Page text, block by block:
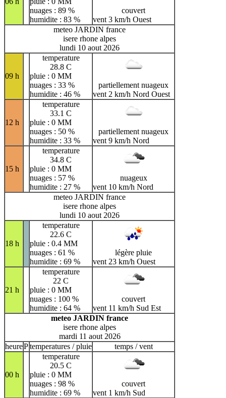
nuages : 89 %
humidite : 83 %
couvert
vent 3 km/h Ouest
meteo JARDIN france
isere rhone alpes
lundi 10 aout 2026
09 h
temperature
28.8 C
pluie : 0 MM
nuages : 33 %
humidite : 46 %
partiellement nuageux
vent 2 km/h Nord Ouest
12 h
temperature
33.1 C
pluie : 0 MM
nuages : 50 %
humidite : 33 %
partiellement nuageux
vent 9 km/h Nord
15 h
temperature
34.8 C
pluie : 0 MM
nuages : 57 %
humidite : 27 %
nuageux
vent 10 km/h Nord
meteo JARDIN france
isere rhone alpes
lundi 10 aout 2026
18 h
temperature
22.6 C
pluie : 0.4 MM
nuages : 61 %
humidite : 69 %
légère pluie
vent 23 km/h Ouest
21 h
temperature
22 C
pluie : 0 MM
nuages : 100 %
humidite : 64 %
couvert
vent 11 km/h Sud Est
meteo JARDIN france
isere rhone alpes
mardi 11 aout 2026
heurePtemperatures / pluie temps / vent
00 h
temperature
20.5 C
pluie : 0 MM
nuages : 98 %
humidite : 69 %
couvert
vent 1 km/h Sud